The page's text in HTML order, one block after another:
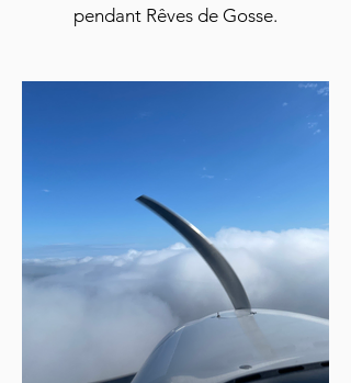
pendant Rêves de Gosse.